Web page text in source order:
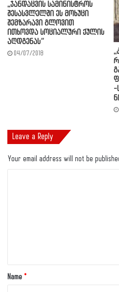
,,ჯანდაცვის სამინისტროს
შესასვლელში ეს მოხუცი
შემზარავი გლოვით
ითხოვდა სოციალური ქულის
აღდგენას”
04/07/2018
-
Leave a Reply
Your email address will not be
Name *